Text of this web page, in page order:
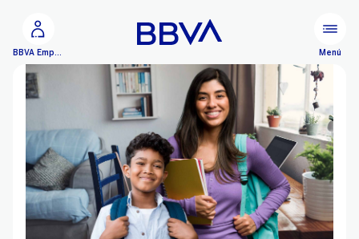
BBVA Empresas Menú